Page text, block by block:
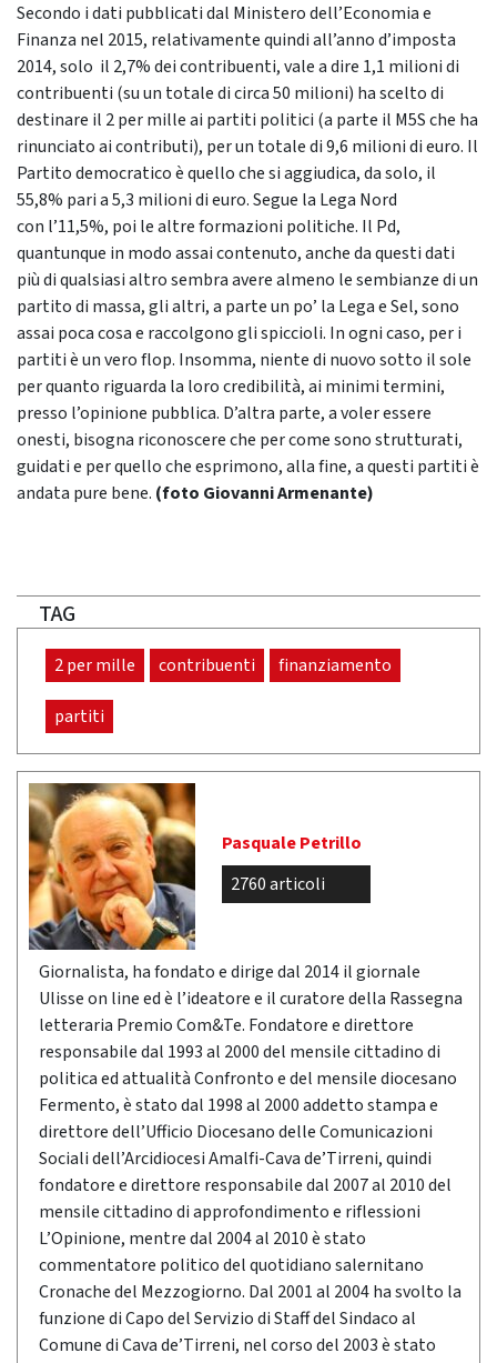
Secondo i dati pubblicati dal Ministero dell’Economia e
Finanza nel 2015, relativamente quindi all’anno d’imposta
2014, solo il 2,7% dei contribuenti, vale a dire 1,1 milioni di
contribuenti (su un totale di circa 50 milioni) ha scelto di
destinare il 2 per mille ai partiti politici (a parte il M5S che ha
rinunciato ai contributi), per un totale di 9,6 milioni di euro. Il
Partito democratico è quello che si aggiudica, da solo, il
55,8% pari a 5,3 milioni di euro. Segue la Lega Nord
con l’11,5%, poi le altre formazioni politiche. Il Pd,
quantunque in modo assai contenuto, anche da questi dati
più di qualsiasi altro sembra avere almeno le sembianze di un
partito di massa, gli altri, a parte un po’ la Lega e Sel, sono
assai poca cosa e raccolgono gli spiccioli. In ogni caso, per i
partiti è un vero flop. Insomma, niente di nuovo sotto il sole
per quanto riguarda la loro credibilità, ai minimi termini,
presso l’opinione pubblica. D’altra parte, a voler essere
onesti, bisogna riconoscere che per come sono strutturati,
guidati e per quello che esprimono, alla fine, a questi partiti è
andata pure bene. (foto Giovanni Armenante)
TAG
2 per mille contribuenti finanziamento
partiti
Pasquale Petrillo
2760 articoli
Giornalista, ha fondato e dirige dal 2014 il giornale
Ulisse on line ed è l’ideatore e il curatore della Rassegna
letteraria Premio Com&Te. Fondatore e direttore
responsabile dal 1993 al 2000 del mensile cittadino di
politica ed attualità Confronto e del mensile diocesano
Fermento, è stato dal 1998 al 2000 addetto stampa e
direttore dell’Ufficio Diocesano delle Comunicazioni
Sociali dell’Arcidiocesi Amalfi-Cava de’Tirreni, quindi
fondatore e direttore responsabile dal 2007 al 2010 del
mensile cittadino di approfondimento e riflessioni
L’Opinione, mentre dal 2004 al 2010 è stato
commentatore politico del quotidiano salernitano
Cronache del Mezzogiorno. Dal 2001 al 2004 ha svolto la
funzione di Capo del Servizio di Staff del Sindaco al
Comune di Cava de’Tirreni, nel corso del 2003 è stato